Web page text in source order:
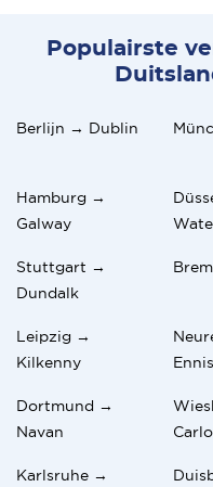
Populairste
Berlijn → Dublin
Hamburg →
Galway
Stuttgart →
Dundalk
Leipzig →
Kilkenny
Ennis
Dortmund →
Navan
Karlsruhe →